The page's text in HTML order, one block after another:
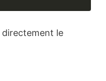
directement le